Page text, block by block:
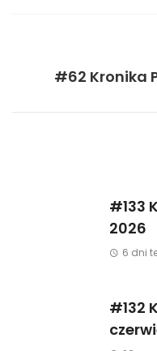
#62 Kronika
#133
2026
6 dni
#132